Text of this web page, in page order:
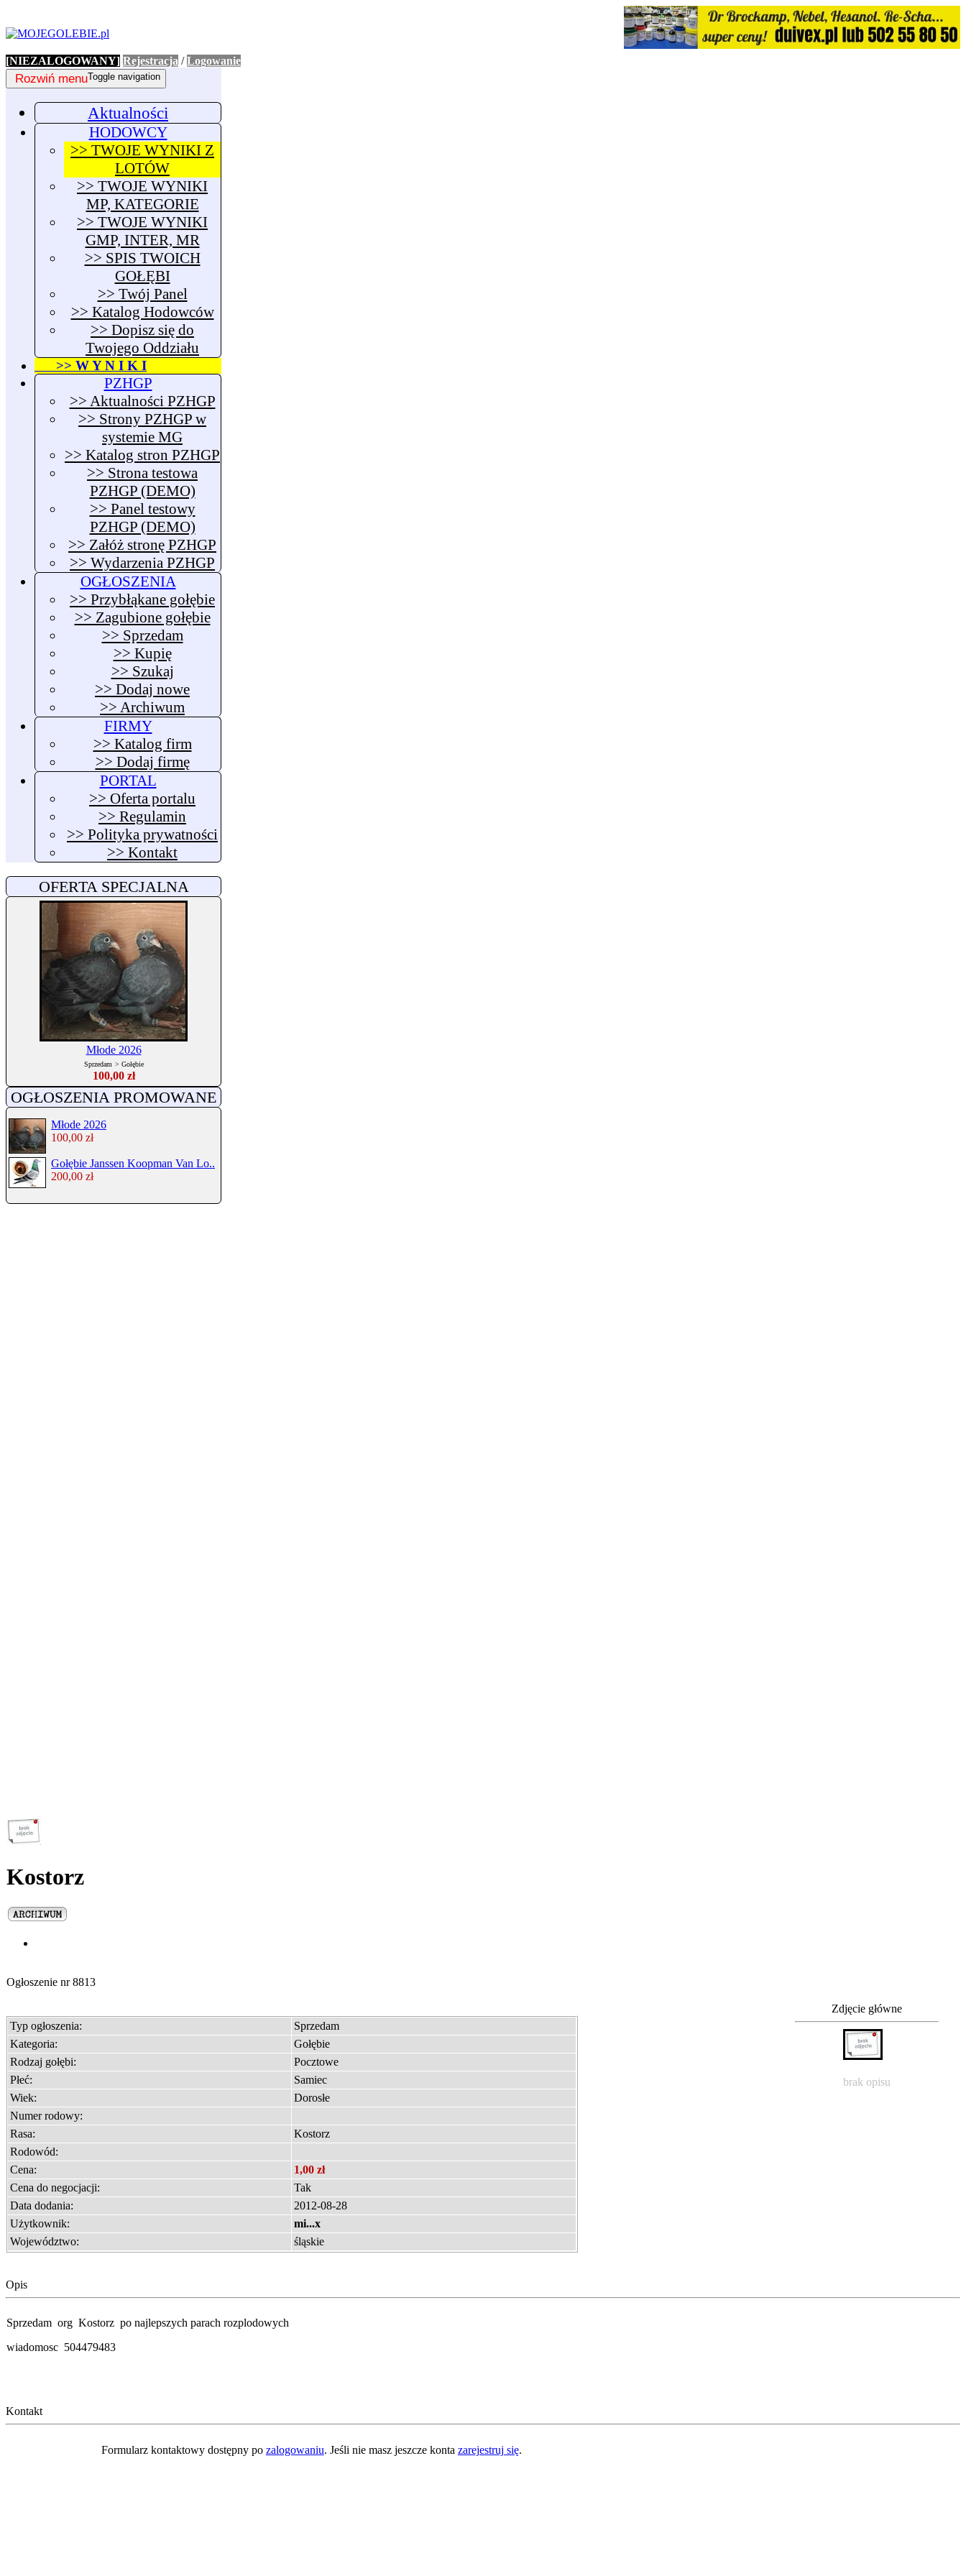
[NIEZALOGOWANY] Rejestracja /Logowanie
Toggle navigation
Rozwiń menu
Aktualności
HODOWCY
>> TWOJE WYNIKI Z
LOTÓW
>> TWOJE WYNIKI
MP, KATEGORIE
>> TWOJE WYNIKI
GMP, INTER, MR
>> SPIS TWOICH
GOŁĘBI
>> Twój Panel
>> Katalog Hodowców
>> Dopisz się do
Twojego Oddziału
>> W Y N I K I
PZHGP
>> Aktualności PZHGP
>> Strony PZHGP w
systemie MG
>> Katalog stron PZHGP
>> Strona testowa
PZHGP (DEMO)
>> Panel testowy
PZHGP (DEMO)
>> Załóż stronę PZHGP
>> Wydarzenia PZHGP
OGŁOSZENIA
>> Przybłąkane gołębie
>> Zagubione gołębie
>> Sprzedam
>> Kupię
>> Szukaj
>> Dodaj nowe
>> Archiwum
FIRMY
>> Katalog firm
>> Dodaj firmę
PORTAL
>> Oferta portalu
>> Regulamin
>> Polityka prywatności
>> Kontakt
OFERTA SPECJALNA
Młode 2026
Sprzedam > Gołębie
100,00 zł
OGŁOSZENIA PROMOWANE
Młode 2026
100,00 zł
Gołębie Janssen Koopman Van Lo..
200,00 zł
Kostorz
Ogłoszenie nr8813
Typ ogłoszenia:
Sprzedam
Kategoria:
Gołębie
Rodzaj gołębi:
Pocztowe
Płeć:
Samiec
Wiek:
Dorosłe
Numer rodowy:
Rasa:
Kostorz
Rodowód:
Cena:
1,00 zł
Cena do negocjacji:
Tak
Data dodania:
2012-08-28
Użytkownik:
mi...x
Województwo:
śląskie
Zdjęcie główne
brak opisu
Opis
Sprzedam org Kostorz po najlepszych parach rozplodowych
wiadomosc 504479483
Kontakt
Formularz kontaktowy dostępny po zalogowaniu. Jeśli nie masz jeszcze konta zarejestruj się.